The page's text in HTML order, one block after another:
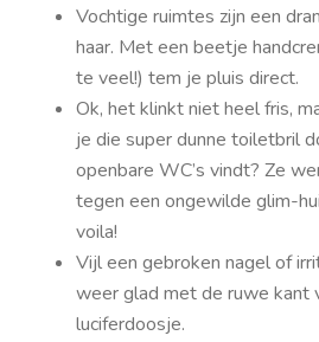
Vochtige ruimtes zijn een
haar. Met een beetje
te veel!) tem je pluis direct.
Ok, het klinkt niet heel fris,
je die super dunne toiletbril
openbare WC’s vindt? Ze
tegen een ongewilde glim-
voila!
Vijl een gebroken nagel of
weer glad met de ruwe kant
luciferdoosje.